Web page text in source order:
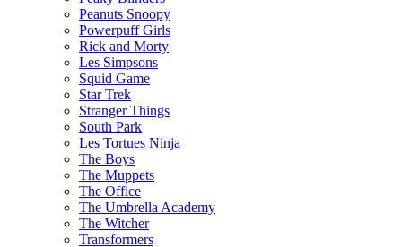
Peanuts Snoopy
Powerpuff Girls
Rick and Morty
Les Simpsons
Squid Game
Star Trek
Stranger Things
South Park
Les Tortues Ninja
The Boys
The Muppets
The Office
The Umbrella Academy
The Witcher
Transformers